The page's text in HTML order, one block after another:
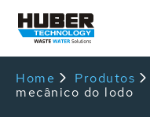
Home Produtos
mecânico do lodo